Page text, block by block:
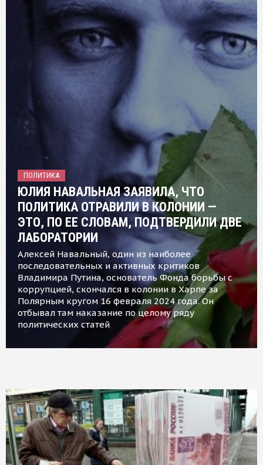
ПОЛИТИКА
ЮЛИЯ НАВАЛЬНАЯ ЗАЯВИЛА, ЧТО
ПОЛИТИКА ОТРАВИЛИ В КОЛОНИИ —
ЭТО, ПО ЕЕ СЛОВАМ, ПОДТВЕРДИЛИ ДВЕ
ЛАБОРАТОРИИ
Алексей Навальный, один из наиболее
последовательных и активных критиков
Владимира Путина, основатель Фонда борьбы с
коррупцией, скончался в колонии в Харпе за
Полярным кругом 16 февраля 2024 года. Он
отбывал там наказание по целому ряду
политических статей